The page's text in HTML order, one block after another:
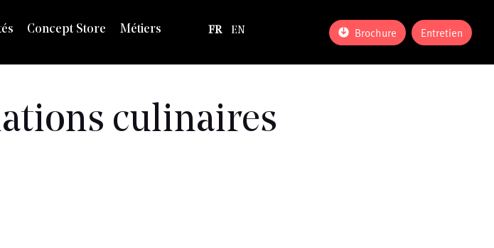
culinaires
Concept Store Métiers FR EN Brochure Entretien